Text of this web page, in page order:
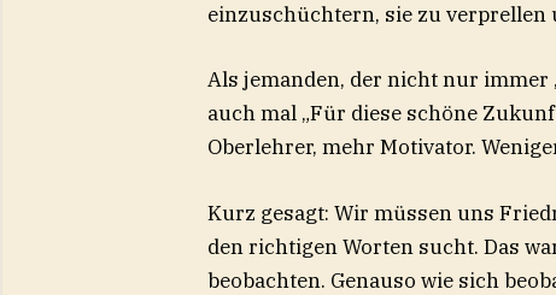
einzuschüchtern, sie zu
Als jemanden, der nicht nur immer
auch mal „Für diese schöne
Oberlehrer, mehr Motivator.
Kurz gesagt: Wir müssen uns
den richtigen Worten sucht. Das
beobachten. Genauso wie sich